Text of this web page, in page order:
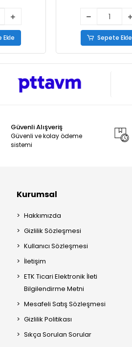
Ekle Sepete Ekle
Güvenli Alışveriş
Güvenli ve kolay ödeme
sistemi
Kurumsal
Hakkımızda
Gizlilik Sözleşmesi
Kullanıcı Sözleşmesi
İletişim
ETK Ticari Elektronik İleti
Bilgilendirme Metni
Mesafeli Satış Sözleşmesi
Gizlilik Politikası
Sıkça Sorulan Sorular